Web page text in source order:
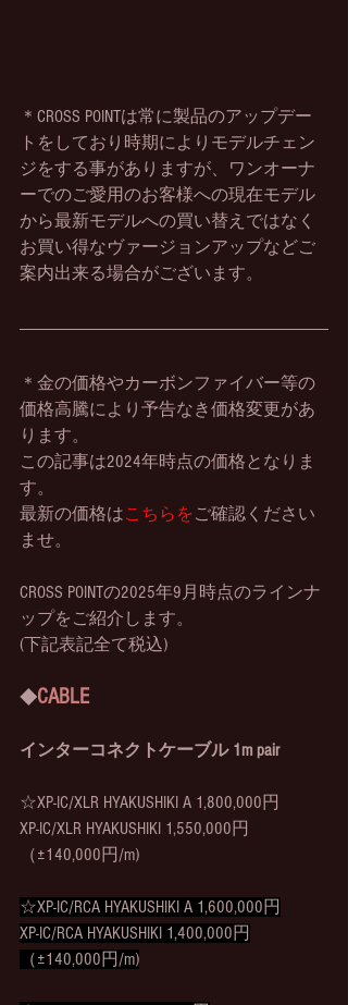
＊CROSS POINTは常に製品のアップデー
トをしており時期によりモデルチェン
ジをする事がありますが、ワンオーナ
ーでのご愛用のお客様への現在モデル
から最新モデルへの買い替えではなく
お買い得なヴァージョンアップなどご
案内出来る場合がございます。
＊金の価格やカーボンファイバー等の
価格高騰により予告なき価格変更があ
ります。
この記事は2024年時点の価格となりま
す。
最新の価格はこちらをご確認ください
ませ。
CROSS POINTの2025年9月時点のラインナ
ップをご紹介します。
(下記表記全て税込)
◆CABLE
インターコネクトケーブル 1m pair
☆XP-IC/XLR HYAKUSHIKI A 1,800,000円
XP-IC/XLR HYAKUSHIKI 1,550,000円
（±140,000円/m)
☆XP-IC/RCA HYAKUSHIKI A 1,600,000円
XP-IC/RCA HYAKUSHIKI 1,400,000円
（±140,000円/m)